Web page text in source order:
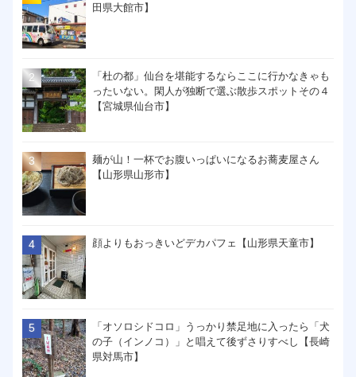
田県大館市】
「杜の都」仙台を堪能するならここに行かなきゃも
ったいない。閑人が独断で選ぶ散歩スポットその４
【宮城県仙台市】
麺が山！一杯でお腹いっぱいになるお蕎麦屋さん
【山形県山形市】
顔よりもおっきいどデカパフェ【山形県天童市】
「オソロシドコロ」うっかり禁足地に入ったら「犬
の子（インノコ）」と唱えて後ずさりすべし【長崎
県対馬市】